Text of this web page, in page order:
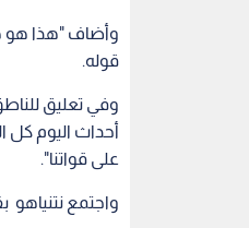
وأضاف "‫هذا هو
قوله.
وفي تعليق
على قواتنا".
واجتمع نتنياهو